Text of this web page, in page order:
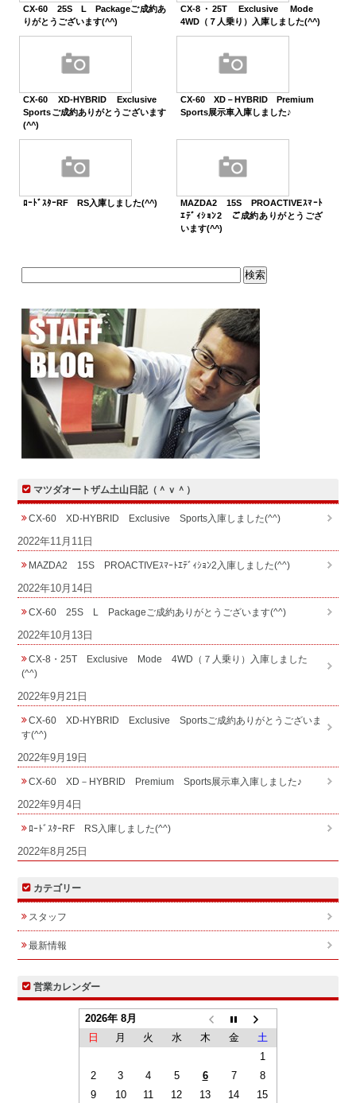
CX-60 25S L Packageご成約あ
りがとうございます(^^)
CX-8・25T Exclusive Mode
4WD（７人乗り）入庫しました(^^)
CX-60 XD-HYBRID Exclusive
Sportsご成約ありがとうございます
(^^)
CX-60 XD－HYBRID Premium
Sports展示車入庫しました♪
ﾛｰﾄﾞｽﾀｰRF RS入庫しました(^^)
MAZDA2 15S PROACTIVEｽﾏｰﾄ
ｴﾃﾞｨｼｮﾝ2 ご成約ありがとうござ
います(^^)
マツダオートザム土山日記（＾ｖ＾）
CX-60 XD-HYBRID Exclusive Sports入庫しました(^^)
2022年11月11日
MAZDA2 15S PROACTIVEｽﾏｰﾄｴﾃﾞｨｼｮﾝ2入庫しました(^^)
2022年10月14日
CX-60 25S L Packageご成約ありがとうございます(^^)
2022年10月13日
CX-8・25T Exclusive Mode 4WD（７人乗り）入庫しました
(^^)
2022年9月21日
CX-60 XD-HYBRID Exclusive Sportsご成約ありがとうございま
す(^^)
2022年9月19日
CX-60 XD－HYBRID Premium Sports展示車入庫しました♪
2022年9月4日
ﾛｰﾄﾞｽﾀｰRF RS入庫しました(^^)
2022年8月25日
カテゴリー
スタッフ
最新情報
営業カレンダー
2026年 8月
日
月 火 水 木 金
土
1
2
3 4 5 6 7
8
9
10 11 12 13 14
15